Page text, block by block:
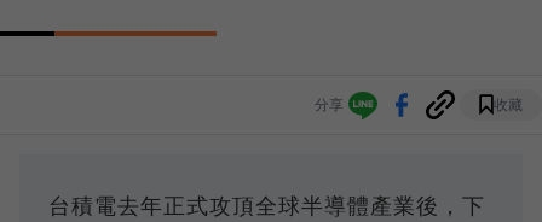
分享 收藏
台積電去年正式攻頂全球半導體產業後，下